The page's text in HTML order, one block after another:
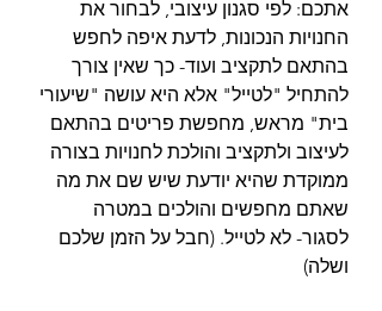
אתכם: לפי סגנון עיצובי, לבחור את
החנויות הנכונות, לדעת איפה לחפש
בהתאם לתקציב ועוד- כך שאין צורך
להתחיל "לטייל" אלא היא עושה "שיעורי
בית" מראש, מחפשת פריטים בהתאם
לעיצוב ולתקציב והולכת לחנויות בצורה
ממוקדת שהיא יודעת שיש שם את מה
שאתם מחפשים והולכים במטרה
לסגור- לא לטייל. (חבל על הזמן שלכם
ושלה)